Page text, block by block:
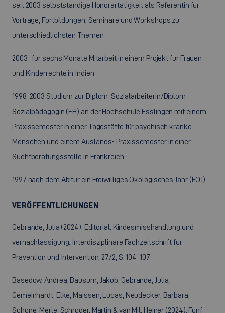
seit 2003 selbstständige Honorartätigkeit als Referentin für
Vorträge, Fortbildungen, Seminare und Workshops zu
unterschiedlichsten Themen
2003 für sechs Monate Mitarbeit in einem Projekt für Frauen-
und Kinderrechte in Indien
1998-2003 Studium zur Diplom-Sozialarbeiterin/Diplom-
Sozialpädagogin (FH) an der Hochschule Esslingen mit einem
Praxissemester in einer Tagestätte für psychisch kranke
Menschen und einem Auslands- Praxissemester in einer
Suchtberatungsstelle in Frankreich
1997 nach dem Abitur ein Freiwilliges Ökologisches Jahr (FÖJ)
VERÖFFENTLICHUNGEN
Gebrande, Julia (2024): Editorial. Kindesmisshandlung und -
vernachlässigung. Interdisziplinäre Fachzeitschrift für
Prävention und Intervention, 27/2, S. 104-107.
Basedow, Andrea; Bausum, Jakob; Gebrande, Julia;
Gemeinhardt, Elke; Maissen, Lucas; Neudecker, Barbara;
Schöne, Merle; Schröder, Martin & van Mil, Heiner (2024): Fünf